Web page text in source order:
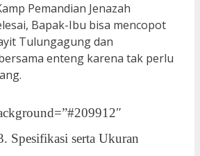
Pemandian Jenazah
Bapak-Ibu bisa mencopot
Tulungagung dan
enteng karena tak perlu
Spesifikasi serta Ukuran